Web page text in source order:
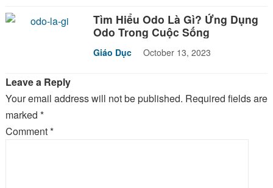
Tìm Hiểu Odo Là Gì? Ứng Dụng
Odo Trong Cuộc Sống
Giáo Dục October 13, 2023
Leave a Reply
Your email address will not be published. Required fields are
marked *
Comment*